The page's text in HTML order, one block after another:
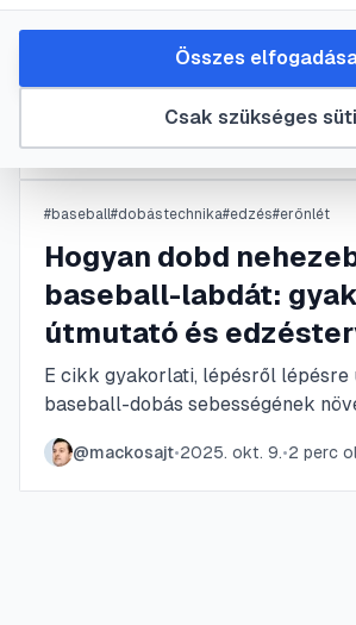
Ismerd meg a baseball egyik
legmegtévesztőbb dobását, a
az útmutató lépésről lépésre
fogást, a dobómozdulat egyedi
azokat a kulcsfontosságú
amelyekkel biztonságosan
#baseball#dobástechnika#edzés#erőnlét
Hogyan dobd
baseball-labdát:
útmutató és
E cikk gyakorlati, lépésről lépésre
baseball-dobás sebességének
technikai elemeket, lábmunkát,
szétválasztást és specifikus drill-
Tartalmaz heti edzéstervet,
@mackosajt•2025. okt. 9.•2 perc
Csak szükséges
Összes